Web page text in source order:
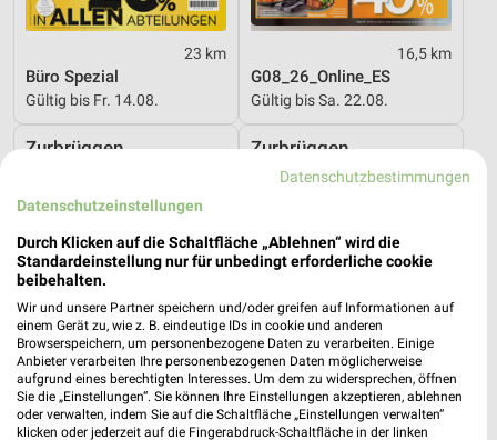
23 km
Büro Spezial
Gültig bis Fr. 14.08.
16,5 km
G08_26_Online_ES
Gültig bis Sa. 22.08.
Zurbrüggen Zurbrüggen
Datenschutzbestimmungen
Datenschutzeinstellungen
Durch Klicken auf die Schaltfläche „Ablehnen“ wird die
Standardeinstellung nur für unbedingt erforderliche cookie
beibehalten.
Wir und unsere Partner speichern und/oder greifen auf Informationen auf
einem Gerät zu, wie z. B. eindeutige IDs in cookie und anderen
Browserspeichern, um personenbezogene Daten zu verarbeiten. Einige
Anbieter verarbeiten Ihre personenbezogenen Daten möglicherweise
aufgrund eines berechtigten Interesses. Um dem zu widersprechen, öffnen
Sie die „Einstellungen“. Sie können Ihre Einstellungen akzeptieren, ablehnen
oder verwalten, indem Sie auf die Schaltfläche „Einstellungen verwalten“
klicken oder jederzeit auf die Fingerabdruck-Schaltfläche in der linken